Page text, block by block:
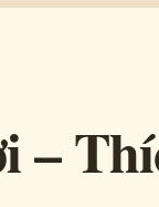
–